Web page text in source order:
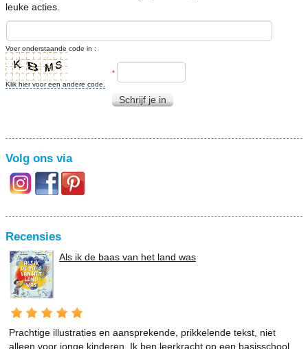
leuke acties.
Voer onderstaande code in :
Klik hier voor een andere code.
*
Schrijf je in
Volg ons via
Recensies
Als ik de baas van het land was
Prachtige illustraties en aansprekende, prikkelende tekst, niet
alleen voor jonge kinderen. Ik ben leerkracht op een basisschool